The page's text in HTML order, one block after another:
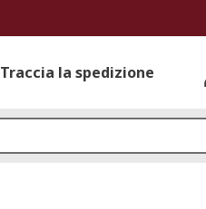
Traccia la spedizione